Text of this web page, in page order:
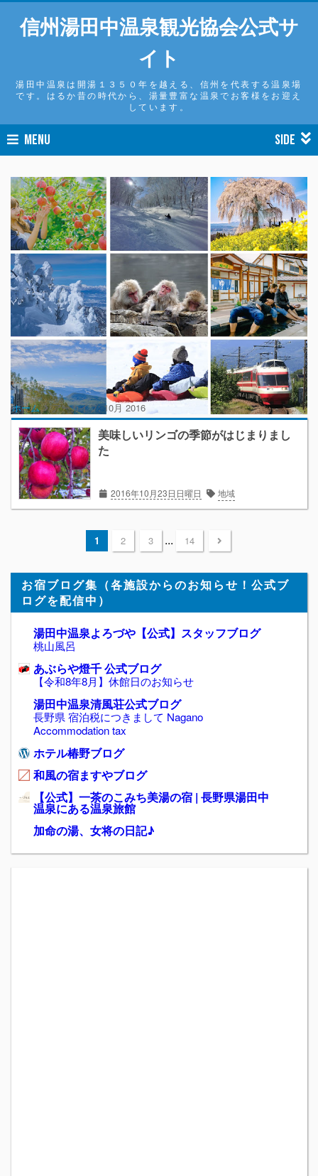
信州湯田中温泉観光協会公式サ
イト
湯田中温泉は開湯１３５０年を越える、信州を代表する温泉場
です。はるか昔の時代から、湯量豊富な温泉でお客様をお迎え
しています。
MENU SIDE
ホーム アーカイブ:10月 2016
美味しいリンゴの季節がはじまりまし
た
2016年10月23日日曜日 地域
1 2 3 ... 14
お宿ブログ集（各施設からのお知らせ！公式ブ
ログを配信中）
湯田中温泉よろづや【公式】スタッフブログ
桃山風呂
あぶらや燈千 公式ブログ
【令和8年8月】休館日のお知らせ
湯田中温泉清風荘公式ブログ
長野県 宿泊税につきまして Nagano
Accommodation tax
ホテル椿野ブログ
和風の宿ますやブログ
【公式】一茶のこみち美湯の宿 | 長野県湯田中
温泉にある温泉旅館
加命の湯、女将の日記♪